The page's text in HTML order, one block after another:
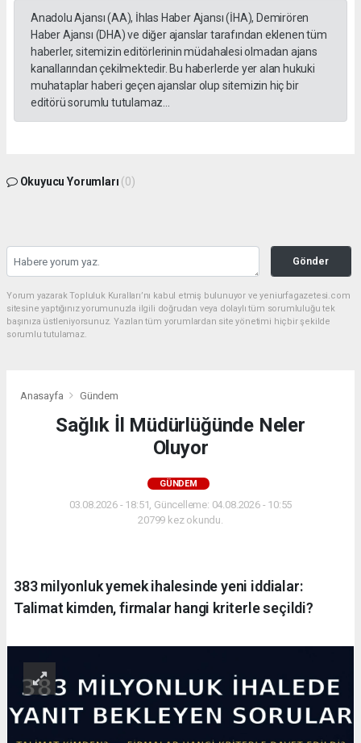
Anadolu Ajansı (AA), İhlas Haber Ajansı (İHA), Demirören
Haber Ajansı (DHA) ve diğer ajanslar tarafından eklenen tüm
haberler, sitemizin editörlerinin müdahalesi olmadan ajans
kanallarından çekilmektedir. Bu haberlerde yer alan hukuki
muhataplar haberi geçen ajanslar olup sitemizin hiç bir
editörü sorumlu tutulamaz...
Okuyucu Yorumları (0)
Gönder
Yorum yazarak Topluluk Kuralları’nı kabul etmiş bulunuyor ve yeniurfagazetesi.com
sitesine yaptığınız yorumunuzla ilgili doğrudan veya dolaylı tüm sorumluluğu tek
başınıza üstleniyorsunuz. Yazılan tüm yorumlardan site yönetimi hiçbir şekilde
sorumlu tutulamaz.
Anasayfa Gündem
Sağlık İl Müdürlüğünde Neler
Oluyor
GÜNDEM
03.08.2026 - 18:51, Güncelleme: 04.08.2026 - 10:55
20799 kez okundu.
383 milyonluk yemek ihalesinde yeni iddialar:
Talimat kimden, firmalar hangi kriterle seçildi?